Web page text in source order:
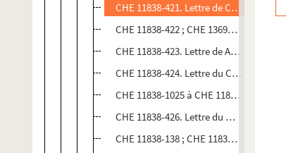
CHE 11838-421. Lettre de C. Claude
CHE 11838-422 ; CHE 13690-17 à CHE
CHE 11838-423. Lettre de A. Clusson,
CHE 11838-424. Lettre du Colonel
CHE 11838-1025 à CHE 11838-1026.
CHE 11838-426. Lettre du Marquis de
CHE 11838-138 ; CHE 11838-140 à